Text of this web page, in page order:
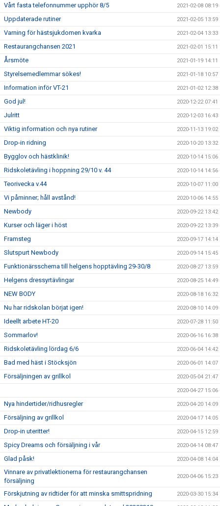
Vårt fasta telefonnummer upphör 8/5 2021-02-08 08:19
Uppdaterade rutiner 2021-02-05 13:59
Varning för hästsjukdomen kvarka 2021-02-04 13:33
Restaurangchansen 2021 2021-02-01 15:11
Årsmöte 2021-01-19 14:11
Styrelsemedlemmar sökes! 2021-01-18 10:57
Information inför VT-21 2021-01-02 12:38
God jul! 2020-12-22 07:41
Julritt 2020-12-03 16:43
Viktig information och nya rutiner 2020-11-13 19:02
Drop-in ridning 2020-10-20 13:32
Bygglov och hästklinik! 2020-10-14 15:06
Ridskoletävling i hoppning 29/10 v. 44 2020-10-14 14:56
Teorivecka v.44 2020-10-07 11:00
Vi påminner; håll avstånd! 2020-10-06 14:55
Newbody 2020-09-22 13:42
Kurser och läger i höst 2020-09-22 13:39
Framsteg 2020-09-17 14:14
Slutspurt Newbody 2020-09-14 15:45
Funktionärsschema till helgens hopptävling 29-30/8 2020-08-27 13:59
Helgens dressyrtävlingar 2020-08-25 14:49
NEW BODY 2020-08-18 16:32
Nu har ridskolan börjat igen! 2020-08-10 14:09
Ideellt arbete HT-20 2020-07-28 11:50
Sommarlov! 2020-06-16 16:38
Ridskoletävling lördag 6/6 2020-06-04 14:42
Bad med häst i Stöcksjön 2020-06-01 14:07
Försäljningen av grillkol 2020-05-04 21:47
2020-04-27 15:06
Nya hindertider/ridhusregler 2020-04-20 14:09
Försäljning av grillkol 2020-04-17 14:05
Drop-in uteritter! 2020-04-15 12:59
Spicy Dreams och försäljning i vår 2020-04-14 08:47
Glad påsk! 2020-04-08 14:04
Vinnare av privatlektionerna för restaurangchansen
försäljning
2020-04-06 15:23
Förskjutning av ridtider för att minska smittspridning 2020-03-30 15:34